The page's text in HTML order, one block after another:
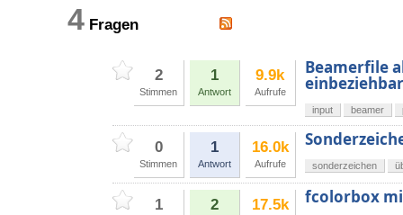
4 Fragen
2
Stimmen
1
Antwort
9.9k
Aufrufe
Beamerfile
input beamer
0
Stimmen
1
Antwort
16.0k
Aufrufe sonderzeichen
1 2 17.5k fcolorbox